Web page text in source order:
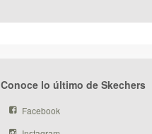
Conoce lo último de Skechers
Facebook